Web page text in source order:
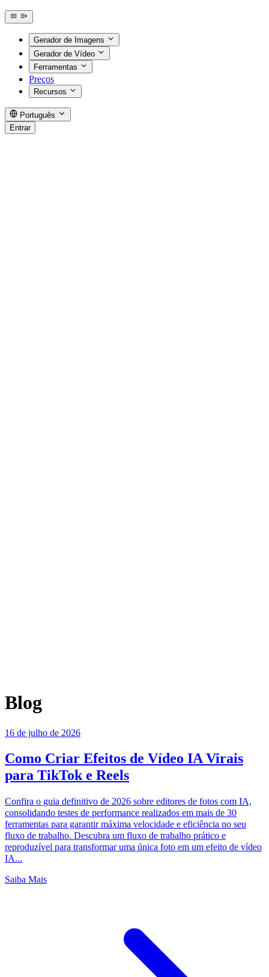
Gerador de Imagens
Gerador de Vídeo
Ferramentas
Preços
Recursos
Português
Entrar
Blog
16 de julho de 2026
Como Criar Efeitos de Vídeo IA Virais
para TikTok e Reels
Confira o guia definitivo de 2026 sobre editores de fotos com IA,
consolidando testes de performance realizados em mais de 30
ferramentas para garantir máxima velocidade e eficiência no seu
fluxo de trabalho. Descubra um fluxo de trabalho prático e
reproduzível para transformar uma única foto em um efeito de vídeo
IA...
Saiba Mais